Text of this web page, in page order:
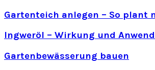
Gartenteich anlegen – So plant
Ingweröl – Wirkung und
Gartenbewässerung bauen